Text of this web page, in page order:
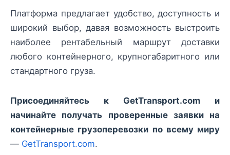
Платформа предлагает удобство, доступность и
широкий выбор, давая возможность выстроить
наиболее рентабельный маршрут доставки
любого контейнерного, крупногабаритного или
стандартного груза.
Присоединяйтесь к GetTransport.com и
начинайте получать проверенные заявки на
контейнерные грузоперевозки по всему миру
— GetTransport.com.